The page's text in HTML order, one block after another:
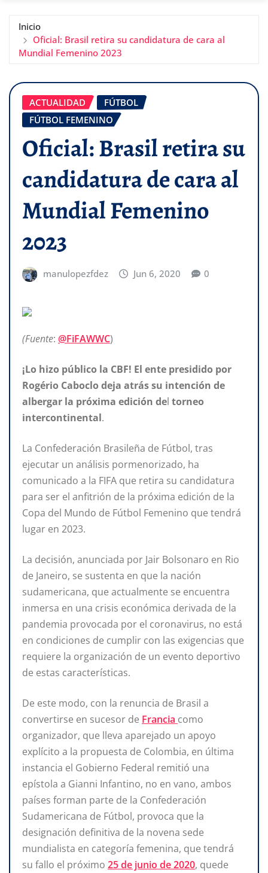
Inicio
Oficial: Brasil retira su candidatura de cara al
Mundial Femenino 2023
ACTUALIDAD
FÚTBOL
FÚTBOL FEMENINO
Oficial: Brasil retira su
candidatura de cara al
Mundial Femenino
2023
manulopezfdez Jun 6, 2020 0
(Fuente: @FiFAWWC)
¡Lo hizo público la CBF! El ente presidido por
Rogério Caboclo deja atrás su intención de
albergar la próxima edición del torneo
intercontinental.
La Confederación Brasileña de Fútbol, tras
ejecutar un análisis pormenorizado, ha
comunicado a la FIFA que retira su candidatura
para ser el anfitrión de la próxima edición de la
Copa del Mundo de Fútbol Femenino que tendrá
lugar en 2023.
La decisión, anunciada por Jair Bolsonaro en Rio
de Janeiro, se sustenta en que la nación
sudamericana, que actualmente se encuentra
inmersa en una crisis económica derivada de la
pandemia provocada por el coronavirus, no está
en condiciones de cumplir con las exigencias que
requiere la organización de un evento deportivo
de estas características.
De este modo, con la renuncia de Brasil a
convertirse en sucesor de Francia como
organizador, que lleva aparejado un apoyo
explícito a la propuesta de Colombia, en última
instancia el Gobierno Federal remitió una
epístola a Gianni Infantino, no en vano, ambos
países forman parte de la Confederación
Sudamericana de Fútbol, provoca que la
designación definitiva de la novena sede
mundialista en categoría femenina, que tendrá
su fallo el próximo 25 de junio de 2020, quede